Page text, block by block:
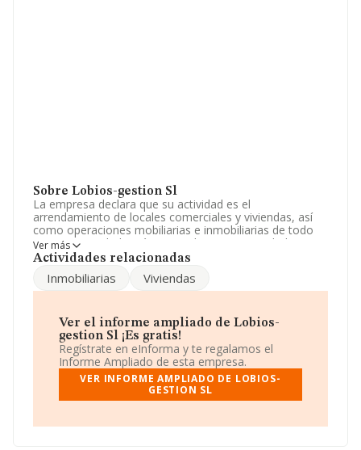
Sobre Lobios-gestion Sl
La empresa declara que su actividad es el
arrendamiento de locales comerciales y viviendas, así
como operaciones mobiliarias e inmobiliarias de todo
tipo. La sociedad está registrada como Sociedad
Limitada. Clasifica su actividad CNAE como 'Gestión y
6832. La empresa no tiene actividad en mercados
exteriores.
No ha habido variación en cuanto al número de
empleados con respecto al 2024 y según los datos a
disposición de INFORMA, ha tenido un número de
empleados por debajo de la media de sector.
Es posible ponerse en contacto con la empresa a través
del teléfono 986293485.
La sociedadLobios-gestión S.L, B36893766, tiene
Ver más
Actividades relacionadas
Inmobiliarias Viviendas
Ver el informe ampliado de Lobios-
gestion Sl ¡Es gratis!
Regístrate en eInforma y te regalamos el
Informe Ampliado de esta empresa.
VER INFORME AMPLIADO DE LOBIOS-
GESTION SL